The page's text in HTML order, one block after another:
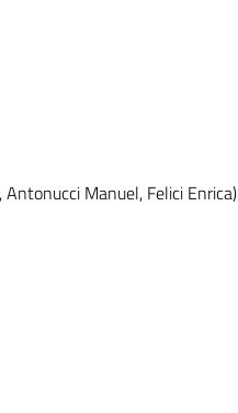
Manuel, Felici Enrica)